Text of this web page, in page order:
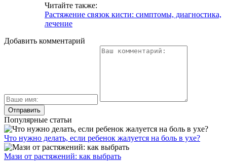
Читайте также:
Растяжение связок кисти: симптомы, диагностика,
лечение
Добавить комментарий
Популярные статьи
Что нужно делать, если ребенок жалуется на боль в ухе?
Мази от растяжений: как выбрать